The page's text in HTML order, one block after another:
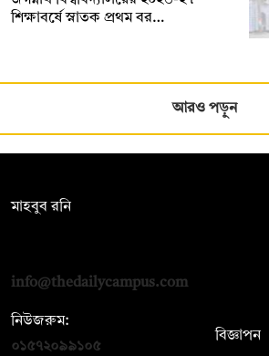
শিক্ষাবর্ষে স্নাতক প্রথম বর…
আরও পড়ুন
মাহবুব রনি
info@thedailycampus.com
নিউজরুম:
০১৫৭২০৯৯১০৫
বিজ্ঞাপন